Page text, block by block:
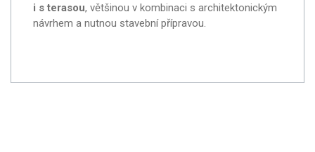
i s terasou, většinou v kombinaci s architektonickým
návrhem a nutnou stavební přípravou.